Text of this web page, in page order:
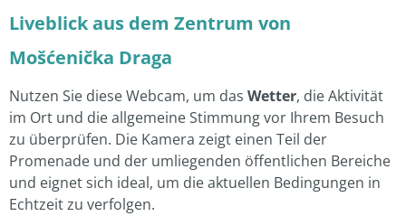
Liveblick aus dem Zentrum von
Mošćenička Draga
Nutzen Sie diese Webcam, um das Wetter, die Aktivität
im Ort und die allgemeine Stimmung vor Ihrem Besuch
zu überprüfen. Die Kamera zeigt einen Teil der
Promenade und der umliegenden öffentlichen Bereiche
und eignet sich ideal, um die aktuellen Bedingungen in
Echtzeit zu verfolgen.